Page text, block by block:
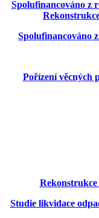
Spolufinancováno z
Spolufinancováno
Pořízení věcných
Rekonstrukce
Studie likvidace